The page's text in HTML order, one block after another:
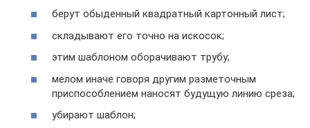
берут обыденный квадратный картонный лист;
складывают его точно на искосок;
этим шаблоном оборачивают трубу;
мелом иначе говоря другим разметочным
приспособлением наносят будущую линию среза;
убирают шаблон;